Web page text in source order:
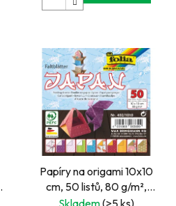
Papíry na origami 10x10
cm, 50 listů, 80 g/m²,
JAPAN